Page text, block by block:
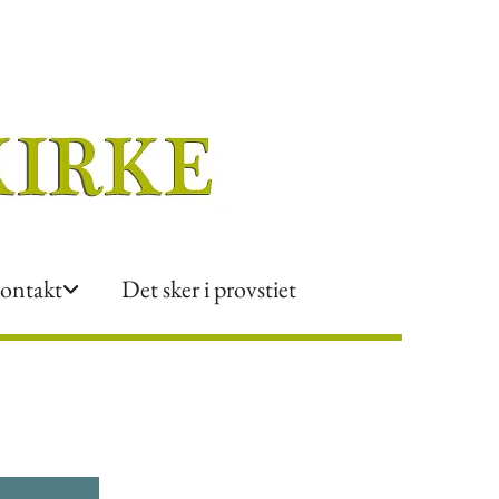
Det sker i provstiet